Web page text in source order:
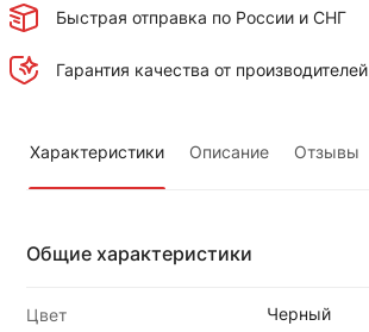
Быстрая отправка по России и СНГ
Гарантия качества от производителей
Характеристики Описание Отзывы
Общие характеристики
Цвет Черный